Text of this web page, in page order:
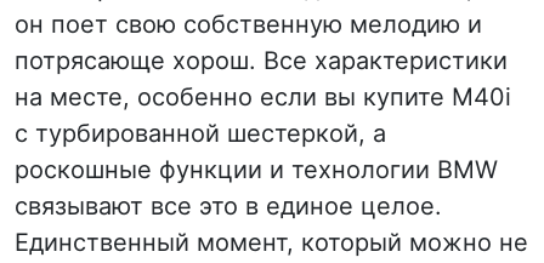
он поет свою собственную мелодию и
потрясающе хорош. Все характеристики
на месте, особенно если вы купите M40i
с турбированной шестеркой, а
роскошные функции и технологии BMW
связывают все это в единое целое.
Единственный момент, который можно не